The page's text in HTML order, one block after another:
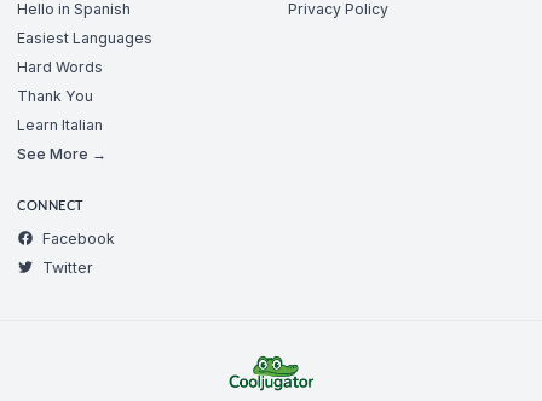
Hello in Spanish
Easiest Languages
Hard Words
Thank You
Learn Italian
See More →
Privacy Policy
CONNECT
Facebook
Twitter